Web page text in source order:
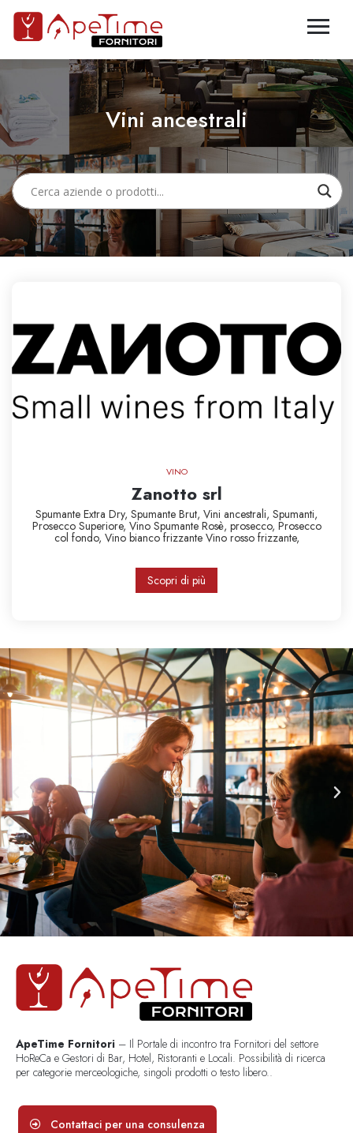
Vini ancestrali
VINO
Zanotto srl
Spumante Extra Dry, Spumante Brut, Vini ancestrali, Spumanti,
Prosecco Superiore, Vino Spumante Rosè, prosecco, Prosecco
col fondo, Vino bianco frizzante Vino rosso frizzante,
Scopri di più
ApeTime Fornitori – Il Portale di incontro tra Fornitori del settore
HoReCa e Gestori di Bar, Hotel, Ristoranti e Locali. Possibilità di ricerca
per categorie merceologiche, singoli prodotti o testo libero..
Contattaci per una consulenza